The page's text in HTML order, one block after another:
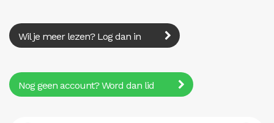
Wil je meer lezen? Log dan in
Nog geen account? Word dan lid